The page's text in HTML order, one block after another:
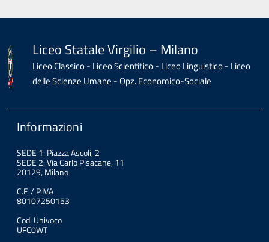
Liceo Statale Virgilio – Milano
Liceo Classico - Liceo Scientifico - Liceo Linguistico - Liceo
delle Scienze Umane - Opz. Economico-Sociale
Informazioni
SEDE 1: Piazza Ascoli, 2
SEDE 2: Via Carlo Pisacane, 11
20129, Milano
C.F. / P.IVA
80107250153
Cod. Univoco
UFC0WT